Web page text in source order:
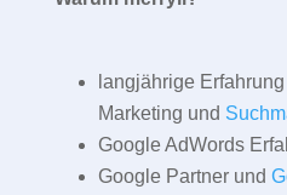
langjährige
Marketing und
Google AdWords
Google Partner und